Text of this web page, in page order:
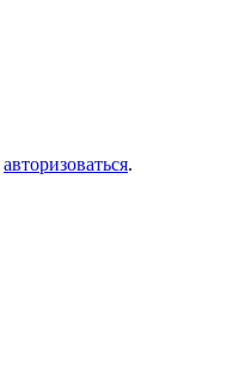
авторизоваться.